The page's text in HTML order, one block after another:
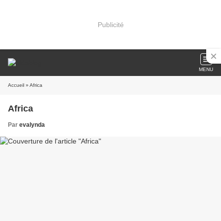
Publicité
MENU
Accueil » Africa
Africa
Par evalynda